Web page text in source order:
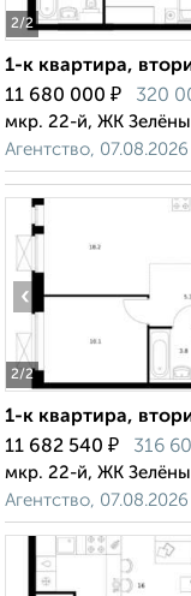
2/2
1-к квартира,
11 680 000 ₽ 320
мкр. 22-й, ЖК
Агентство, 07.08.2026
2/2
‹
1-к квартира,
11 682 540 ₽ 316
мкр. 22-й, ЖК
Агентство, 07.08.2026